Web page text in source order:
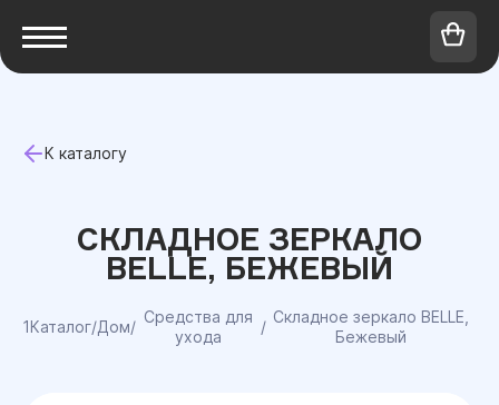
К каталогу
СКЛАДНОЕ ЗЕРКАЛО
BELLE, БЕЖЕВЫЙ
1Каталог/Дом/
Средства для
ухода
/
Складное зеркало BELLE,
Бежевый